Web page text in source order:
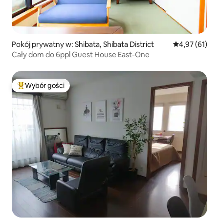
Pokój prywatny w: Shibata, Shibata District Średnia
4,97 (61)
Cały dom do 6ppl Guest House East-One
Najpopularniejsze z kategorii Wybór gości
Wybór gości